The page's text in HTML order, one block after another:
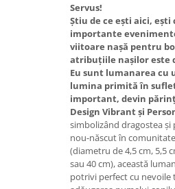
Servus!
Știu de ce ești aici,
importante
viitoare nașă pentru
atribuțiile nașilor este
Eu sunt lumanarea
lumina primită în
important, devin
Design Vibrant și
simbolizând dragostea și
nou-născut în
(diametru de 4,5 cm, 5,5
sau 40 cm), această
potrivi perfect cu nevoile